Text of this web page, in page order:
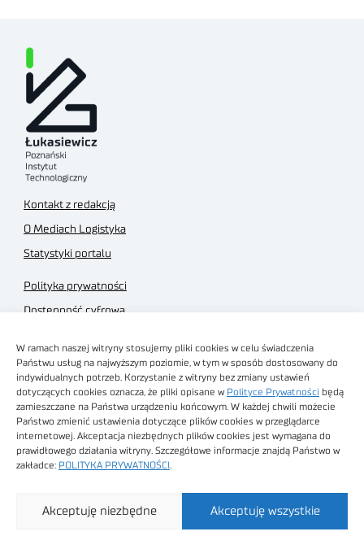
W ramach naszej witryny stosujemy pliki cookies w celu świadczenia
Państwu usług na najwyższym poziomie, w tym w sposób dostosowany do
indywidualnych potrzeb. Korzystanie z witryny bez zmiany ustawień
dotyczących cookies oznacza, że pliki opisane w Polityce Prywatności będą
zamieszczane na Państwa urządzeniu końcowym. W każdej chwili możecie
Państwo zmienić ustawienia dotyczące plików cookies w przeglądarce
internetowej. Akceptacja niezbędnych plików cookies jest wymagana do
prawidłowego działania witryny. Szczegółowe informacje znajdą Państwo w
zakładce: POLITYKA PRYWATNOŚCI
Akceptuję wszystkie
Akceptuję niezbędne
Kontakt z redakcją
O Mediach Logistyka
Statystyki portalu
Polityka prywatności
Dostępność cyfrowa
Regulamin sklepu
Obrazy stockowe
autorstwa
Technologiczny